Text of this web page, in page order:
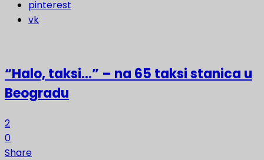
pinterest
vk
“Halo, taksi…” – na 65 taksi stanica u
Beogradu
2
0
Share